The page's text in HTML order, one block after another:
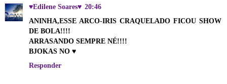
♥Edilene Soares♥ 20:46
ANINHA,ESSE ARCO-IRIS CRAQUELADO FICOU SHOW
DE BOLA!!!!
ARRASANDO SEMPRE NÉ!!!!
BJOKAS NO ♥
Responder